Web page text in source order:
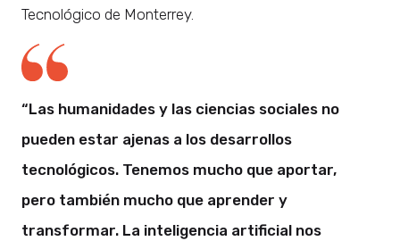
Tecnológico de Monterrey.
“Las humanidades y las ciencias sociales no
pueden estar ajenas a los desarrollos
tecnológicos. Tenemos mucho que aportar,
pero también mucho que aprender y
transformar. La inteligencia artificial nos